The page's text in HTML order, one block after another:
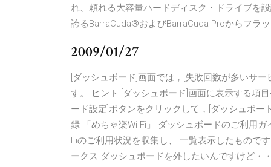
れ、頼れる大容量ハードディスク・ドライブを
誇るBarraCuda®およびBarraCuda Proからフラ
2009/01/27
[ダッシュボード]画面では，[失敗回数が多いサ
す。 ヒント [ダッシュボード]画面に表示する項
ード設定]ボタンをクリックして，[ダッシュボ
録 「めちゃ楽Wi-Fi」 ダッシュボードのご利用
Fiのご利用状況を収集し、 一覧表示したもので
ークス ダッシュボードを外したいんですけど・